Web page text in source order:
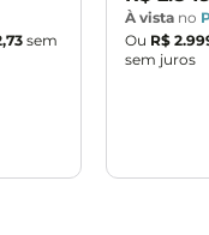
sem
À vista no
Ou R$
sem juros